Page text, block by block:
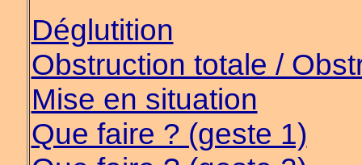
Déglutition
Obstruction totale /
Mise en situation
Que faire ? (geste 1)